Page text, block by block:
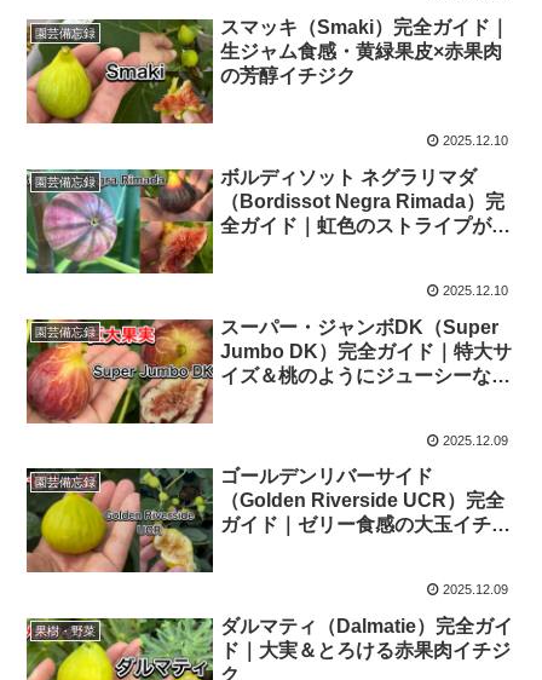
園芸備忘録
スマッキ（Smaki）完全ガイド｜
生ジャム食感・黄緑果皮×赤果肉
の芳醇イチジク
2025.12.10
園芸備忘録
ボルディソット ネグラリマダ
（Bordissot Negra Rimada）完
全ガイド｜虹色のストライプが美
2025.12.10
園芸備忘録
スーパー・ジャンボDK（Super
Jumbo DK）完全ガイド｜特大サ
イズ＆桃のようにジューシーな絶
2025.12.09
園芸備忘録
ゴールデンリバーサイド
（Golden Riverside UCR）完全
ガイド｜ゼリー食感の大玉イチジ
2025.12.09
果樹・野菜
ダルマティ（Dalmatie）完全ガイ
ド｜大実＆とろける赤果肉イチジ
ク